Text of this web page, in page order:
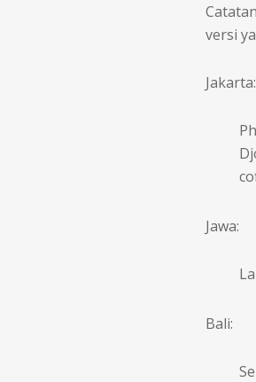
versi
Jakarta:
Jawa:
Bali: